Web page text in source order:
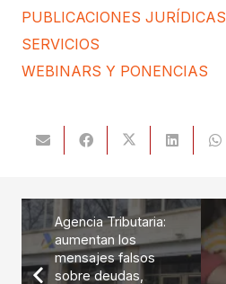
PUBLICACIONES JURÍDICAS
SERVICIOS
WEBINARS Y PONENCIAS
Agencia Tributaria:
aumentan los
mensajes falsos
sobre deudas,